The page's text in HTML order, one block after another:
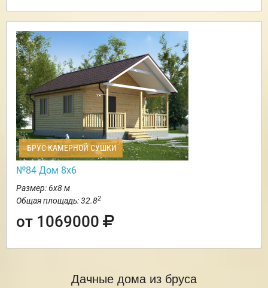
БРУС КАМЕРНОЙ СУШКИ
№84 Дом 8х6
Размер: 6х8 м
Общая площадь: 32.82
от 1069000
Дачные дома из бруса